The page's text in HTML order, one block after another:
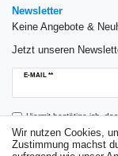
Newsletter
Keine Angebote &
Jetzt unseren
E-MAIL **
Newsletter
Hiermit bestätige ich,
Einwilligung kann ich
Wir nutzen Cookies,
Zustimmung machst